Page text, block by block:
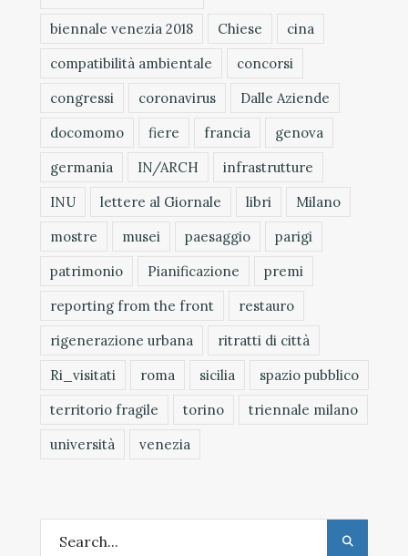
biennale venezia 2018
Chiese
cina
compatibilità ambientale
concorsi
congressi
coronavirus
Dalle Aziende
docomomo
fiere francia
genova
germania
IN/ARCH
infrastrutture
INU
lettere al Giornale libri
Milano
mostre
musei paesaggio
parigi
patrimonio
Pianificazione
premi
reporting from the front
restauro
rigenerazione urbana
ritratti di città
Ri_visitati
roma sicilia
spazio pubblico
territorio fragile
torino
triennale milano
università
venezia